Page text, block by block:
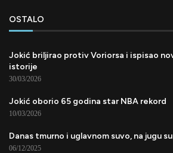
OSTALO
Jokić briljirao protiv Voriorsa i ispisao
istorije
30/03/2026
Jokić oborio 65 godina star NBA rekord
10/03/2026
Danas tmurno i uglavnom suvo, na jugu
06/12/2025